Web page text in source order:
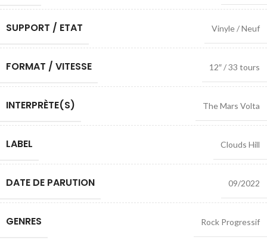
SUPPORT / ETAT Vinyle / Neuf
FORMAT / VITESSE 12″ / 33 tours
INTERPRÈTE(S) The Mars Volta
LABEL Clouds Hill
DATE DE PARUTION 09/2022
GENRES Rock Progressif